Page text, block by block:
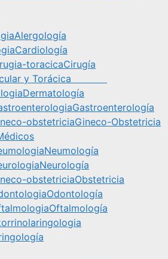
Alergología
Cardiología
Cirugía
y Torácica
Dermatología
Gastroenterología
Gineco-Obstetricia
Neumología
Neurología
Obstetricia
Odontología
Oftalmología